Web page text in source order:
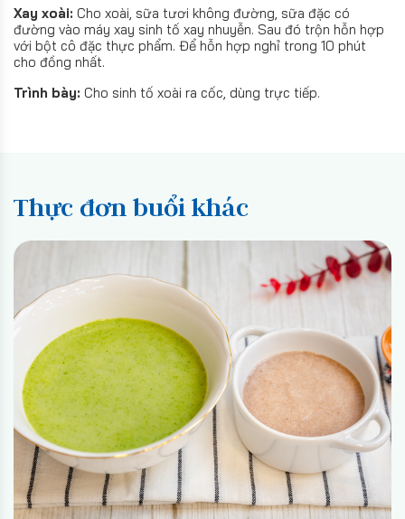
Xay xoài: Cho xoài, sữa tươi không đường, sữa đặc có
đường vào máy xay sinh tố xay nhuyễn. Sau đó trộn hỗn hợp
với bột cô đặc thực phẩm. Để hỗn hợp nghỉ trong 10 phút
cho đồng nhất.
Trình bày: Cho sinh tố xoài ra cốc, dùng trực tiếp.
Thực đơn buổi khác